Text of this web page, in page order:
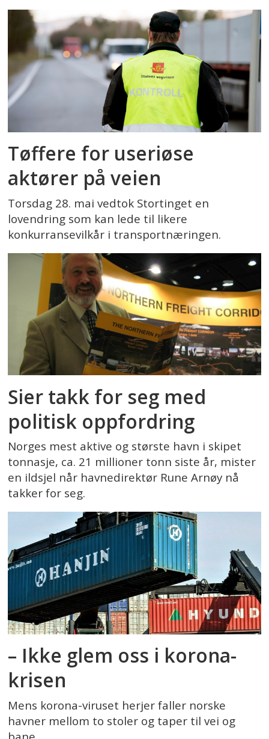
Tøffere for useriøse
aktører på veien
Torsdag 28. mai vedtok Stortinget en
lovendring som kan lede til likere
konkurransevilkår i transportnæringen.
Sier takk for seg med
politisk oppfordring
Norges mest aktive og største havn i skipet
tonnasje, ca. 21 millioner tonn siste år, mister
en ildsjel når havnedirektør Rune Arnøy nå
takker for seg.
– Ikke glem oss i korona-
krisen
Mens korona-viruset herjer faller norske
havner mellom to stoler og taper til vei og